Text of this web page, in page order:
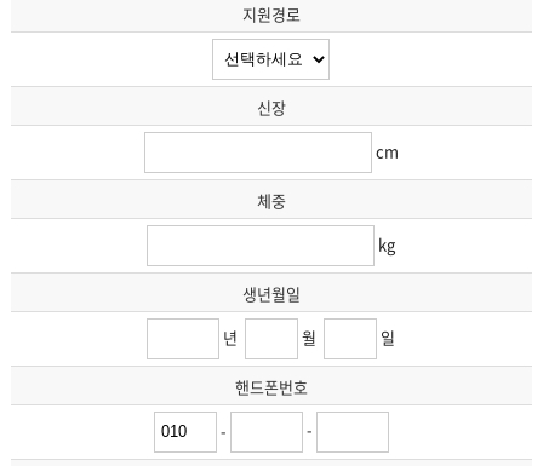
지원경로
신장
cm
체중
kg
생년월일
년
월 일
핸드폰번호
-
-